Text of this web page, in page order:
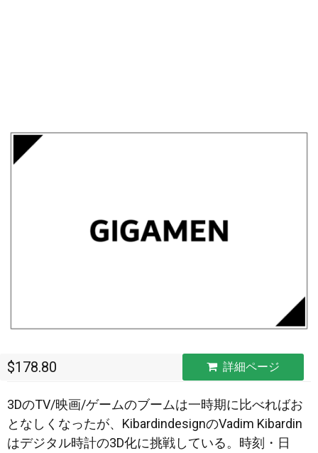
$178.80 詳細ページ
3DのTV/映画/ゲームのブームは一時期に比べればお
となしくなったが、KibardindesignのVadim Kibardin
はデジタル時計の3D化に挑戦している。時刻・日